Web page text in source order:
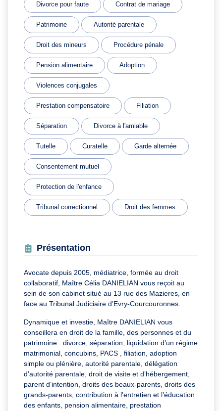
Divorce pour faute Contrat de mariage
Patrimoine Autorité parentale
Droit des mineurs Procédure pénale
Pension alimentaire Adoption
Violences conjugales
Prestation compensatoire Filiation
Séparation Divorce à l'amiable
Tutelle Curatelle Garde alternée
Consentement mutuel
Protection de l'enfance
Tribunal correctionnel Droit des femmes
Présentation
Avocate depuis 2005, médiatrice, formée au droit
collaboratif, Maître Célia DANIELIAN vous reçoit au
sein de son cabinet situé au 13 rue des Mazieres, en
face au Tribunal Judiciaire d’Evry-Courcouronnes.
Dynamique et investie, Maître DANIELIAN vous
conseillera en droit de la famille, des personnes et du
patrimoine : divorce, séparation, liquidation d’un régime
matrimonial, concubins, PACS , filiation, adoption
simple ou plénière, autorité parentale, délégation
d’autorité parentale, droit de visite et d’hébergement,
parent d’intention, droits des beaux-parents, droits des
grands-parents, contribution à l’entretien et l’éducation
des enfants, pension alimentaire, prestation